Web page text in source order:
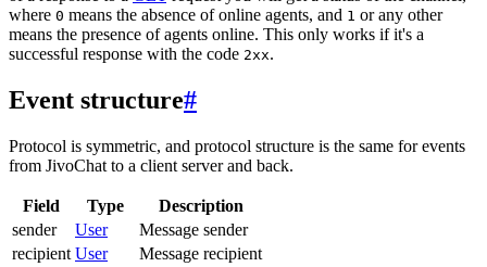
where 0 means the absence of online agents, and 1 or any other
means the presence of agents online. This only works if it's a
successful response with the code 2xx.
Event structure#
Protocol is symmetric, and protocol structure is the same for events
from JivoChat to a client server and back.
Field Type
Description
sender
User
Message sender
recipient User
Message recipient